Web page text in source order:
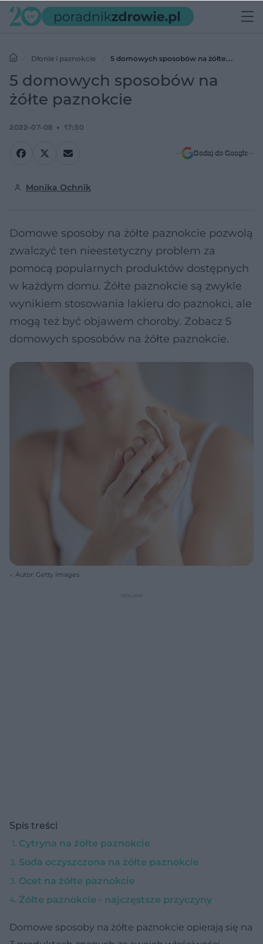
Dłonie i paznokcie
5 domowych sposobów na żółte
paznokcie
5 domowych sposobów na
żółte paznokcie
2022-07-08 17:50
Dodaj do Google
Monika Ochnik
Domowe sposoby na żółte paznokcie pozwolą
zwalczyć ten nieestetyczny problem za
pomocą popularnych produktów dostępnych
w każdym domu. Żółte paznokcie są zwykle
wynikiem stosowania lakieru do paznokci, ale
mogą też być objawem choroby. Zobacz 5
domowych sposobów na żółte paznokcie.
Autor: Getty Images
Spis treści
Cytryna na żółte paznokcie
Soda oczyszczona na żółte paznokcie
Ocet na żółte paznokcie
Żółte paznokcie - najczęstsze przyczyny
Domowe sposoby na żółte paznokcie opierają się na